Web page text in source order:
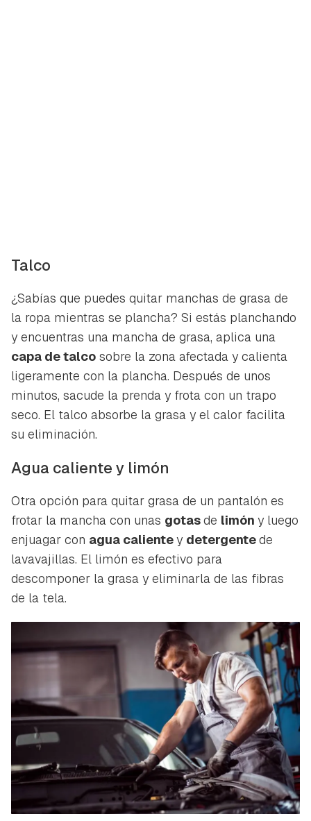
Guardar como favorito
Para poder guardar como favorito, primero has de
Talco
¿Sabías que puedes quitar manchas de grasa de
la ropa mientras se plancha? Si estás planchando
y encuentras una mancha de grasa, aplica una
capa de talco sobre la zona afectada y calienta
ligeramente con la plancha. Después de unos
minutos, sacude la prenda y frota con un trapo
seco. El talco absorbe la grasa y el calor facilita
su eliminación.
Agua caliente y limón
Otra opción para quitar grasa de un pantalón es
frotar la mancha con unas gotasde limón y luego
enjuagar con agua calientey detergentede
lavavajillas. El limón es efectivo para
descomponer la grasa y eliminarla de las fibras
de la tela.
Contenido enviado
Gracias por suscribirte a nuestro boletín.